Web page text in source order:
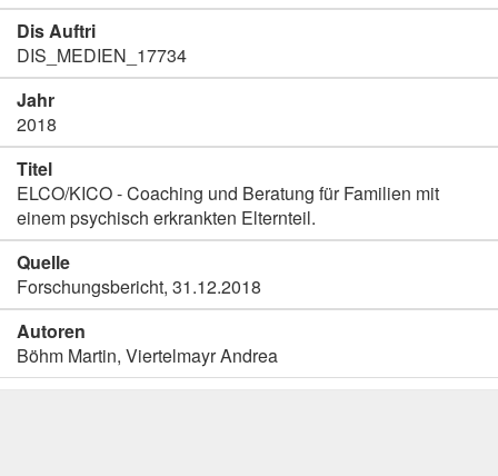
Dis Auftri
DIS_MEDIEN_17734
Jahr
2018
Titel
ELCO/KICO - Coaching und Beratung für Familien mit
einem psychisch erkrankten Elternteil.
Quelle
Forschungsbericht, 31.12.2018
Autoren
Böhm Martin, Viertelmayr Andrea